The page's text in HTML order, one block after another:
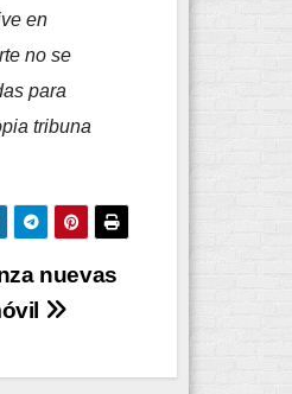
en
no se
para
tribuna
nuevas